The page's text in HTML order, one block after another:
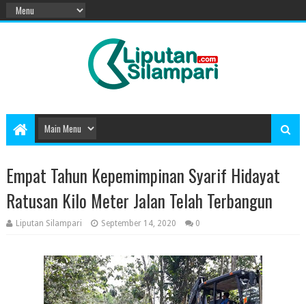
Empat Tahun Kepemimpinan Syarif Hidayat
Ratusan Kilo Meter Jalan Telah Terbangun
Liputan Silampari September 14, 2020 0